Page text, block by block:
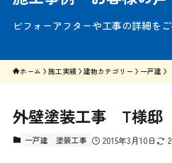
ビフォーアフターや工事の詳細を
ホーム 施工実績 建物カテゴリー 一戸建
外壁塗装工事 T様邸
一戸建 塗装工事 2015年3月10日